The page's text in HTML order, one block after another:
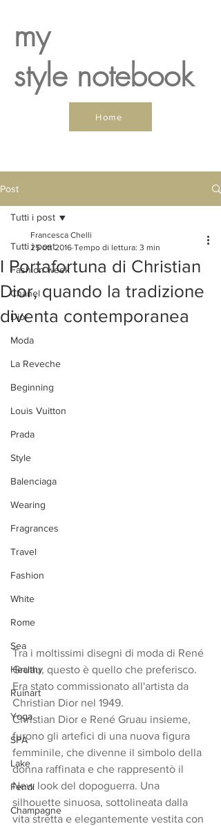
my
style notebook
Home
Post
Tutti i post
Fashion week
Chanel
Dior
Moda
La Reveche
Beginning
Louis Vuitton
Prada
Style
Balenciaga
Wearing
Fragrances
Travel
Fashion
White
Rome
Sea
Healthy
Ruinart
Yoga
SPA
Lake
Fendi
Champagne
Tutti i post
I Portafortuna di Christian
Dior, quando la tradizione
diventa contemporanea
Francesca Chelli
25 ott 2016 Tempo di lettura: 3 min
Tra i moltissimi disegni di moda di René
Gruau, questo è quello che preferisco.
Era stato commissionato all'artista da
Christian Dior nel 1949.
Christian Dior e René Gruau insieme,
furono gli artefici di una nuova figura
femminile, che divenne il simbolo della
donna raffinata e che rappresentò il
New look del dopoguerra. Una
silhouette sinuosa, sottolineata dalla
vita stretta e elegantemente vestita con